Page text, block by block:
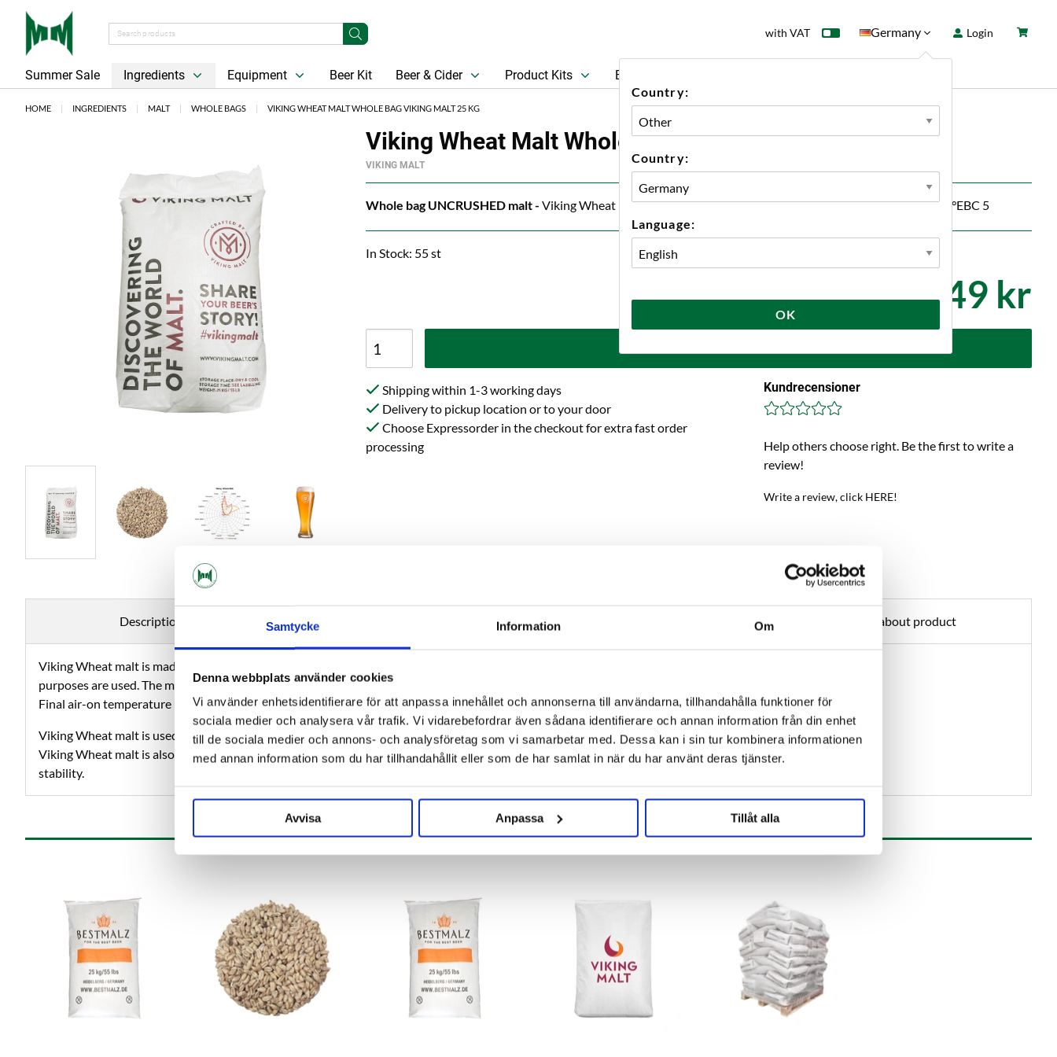
Samtycke Information Om
Denna webbplats använder cookies
Vi använder enhetsidentifierare för att anpassa innehållet och annonserna till användarna, tillhandahålla funktioner för
sociala medier och analysera vår trafik. Vi vidarebefordrar även sådana identifierare och annan information från din enhet
till de sociala medier och annons- och analysföretag som vi samarbetar med. Dessa kan i sin tur kombinera informationen
med annan information som du har tillhandahållit eller som de har samlat in när du har använt deras tjänster.
Avvisa Anpassa Tillåt alla
with VAT Germany
Country:
Country:
Language:
OK
Login
Summer Sale Ingredients Equipment Beer Kit Beer & Cider Product Kits Beer
HOME INGREDIENTS MALT WHOLE BAGS VIKING WHEAT MALT WHOLE BAG VIKING MALT 25 KG
Viking Wheat Malt Whole Bag Viking Malt 25 kg
VIKING MALT
Whole bag UNCRUSHED malt -Viking Wheat Malt gives a soft, creamy and fresh taste of wheat flour. Color: °EBC 5
In Stock: 55 st
349 kr
Shipping within 1-3 working days
Delivery to pickup location or to your door
Choose Expressorder in the checkout for extra fast order
processing
Kundrecensioner
Help others choose right. Be the first to write a
review!
Write a review, click HERE!
Description Ask about product
Viking Wheat malt is made from high quality wheat. Varieties suitable for the brewing
purposes are used. The malting process does not differ much from pilsner malt production.
Final air-on temperature is normally between 72-80 °C.
Viking Wheat malt is used mainly for wheat beers and some other top fermented beers.
Viking Wheat malt is also used for lager beers for flavor enrichment and to improve foam
stability.
RECOMMENDED USAGE LEVELS:
around 50 % of the grist for wheat beers
20 % for the premium lagers.
RELATED PRODUCTS